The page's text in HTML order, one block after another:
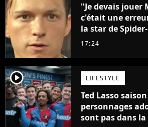
"Je devais jouer
c'était une
la star de
pas ce
17:24
player2 LIFESTYLE
Ted Lasso
personnages
sont pas dans la